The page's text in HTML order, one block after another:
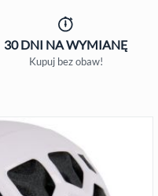
30 DNI NA WYMIANĘ
Kupuj bez obaw!